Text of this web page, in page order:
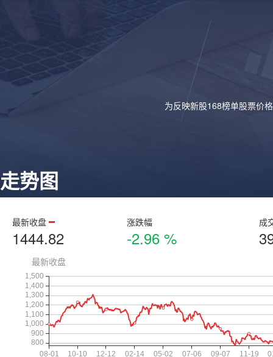
为反映新股168榜单股票价
走势图
最新收盘
1444.82
涨跌幅
-2.96 %
成